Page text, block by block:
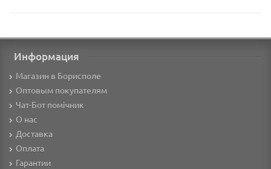
Информация
Магазин в Борисполе
Оптовым покупателям
Чат-Бот помічник
О нас
Доставка
Оплата
Гарантии